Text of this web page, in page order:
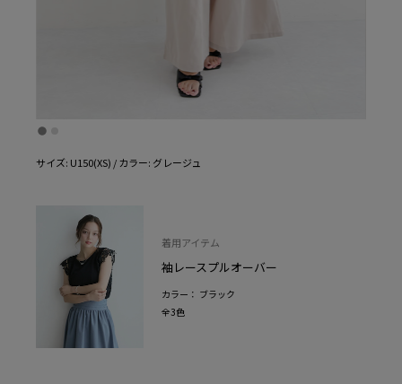
サイズ: U150(XS) / カラー: グレージュ
着用アイテム
袖レースプルオーバー
カラー： ブラック
全3色